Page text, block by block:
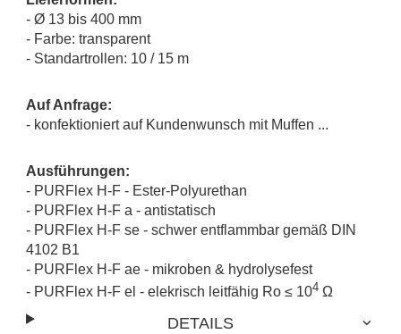
- Ø 13 bis 400 mm
- Farbe: transparent
- Standartrollen: 10 / 15 m
Auf Anfrage:
- konfektioniert auf Kundenwunsch mit Muffen ...
Ausführungen:
- PURFlex H-F - Ester-Polyurethan
- PURFlex H-F a - antistatisch
- PURFlex H-F se - schwer entflammbar gemäß DIN
4102 B1
- PURFlex H-F ae - mikroben & hydrolysefest
- PURFlex H-F el - elekrisch leitfähig Ro ≤ 104 Ω
DETAILS